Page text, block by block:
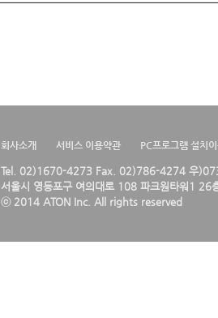
회사소개 서비스 이용약관 PC프로그램 설치
Tel. 02)1670-4273 Fax. 02)786-4274 우
서울시 영등포구 여의대로 108 파크원타워1 26
ⓒ 2014 ATON Inc. All rights reserved